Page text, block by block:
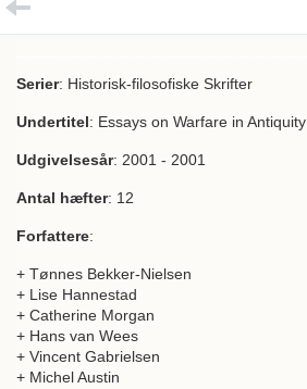
Serier: Historisk-filosofiske Skrifter
Undertitel: Essays on Warfare in Antiquity
Udgivelsesår: 2001 - 2001
Antal hæfter: 12
Forfattere:
+ Tønnes Bekker-Nielsen
+ Lise Hannestad
+ Catherine Morgan
+ Hans van Wees
+ Vincent Gabrielsen
+ Michel Austin